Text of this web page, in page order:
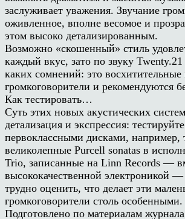
заслуживает уважения. Звучание
оживленное, вполне весомое и
этом высоко детализированным.
Возможно «скошенный» стиль
каждый вкус, зато по звуку
каких сомнений: это восхитительные
громкоговорители и рекомендуются
Как тестировать…
Суть этих новых акустических
детализация и экспрессия:
первоклассными дисками, например,
великолепные Purcell sonatas в
Trio, записанные на Linn Records —
высококачественной электроникой
трудно оценить, что делает эти
громкоговорители столь особенными.
Подготовлено по материалам